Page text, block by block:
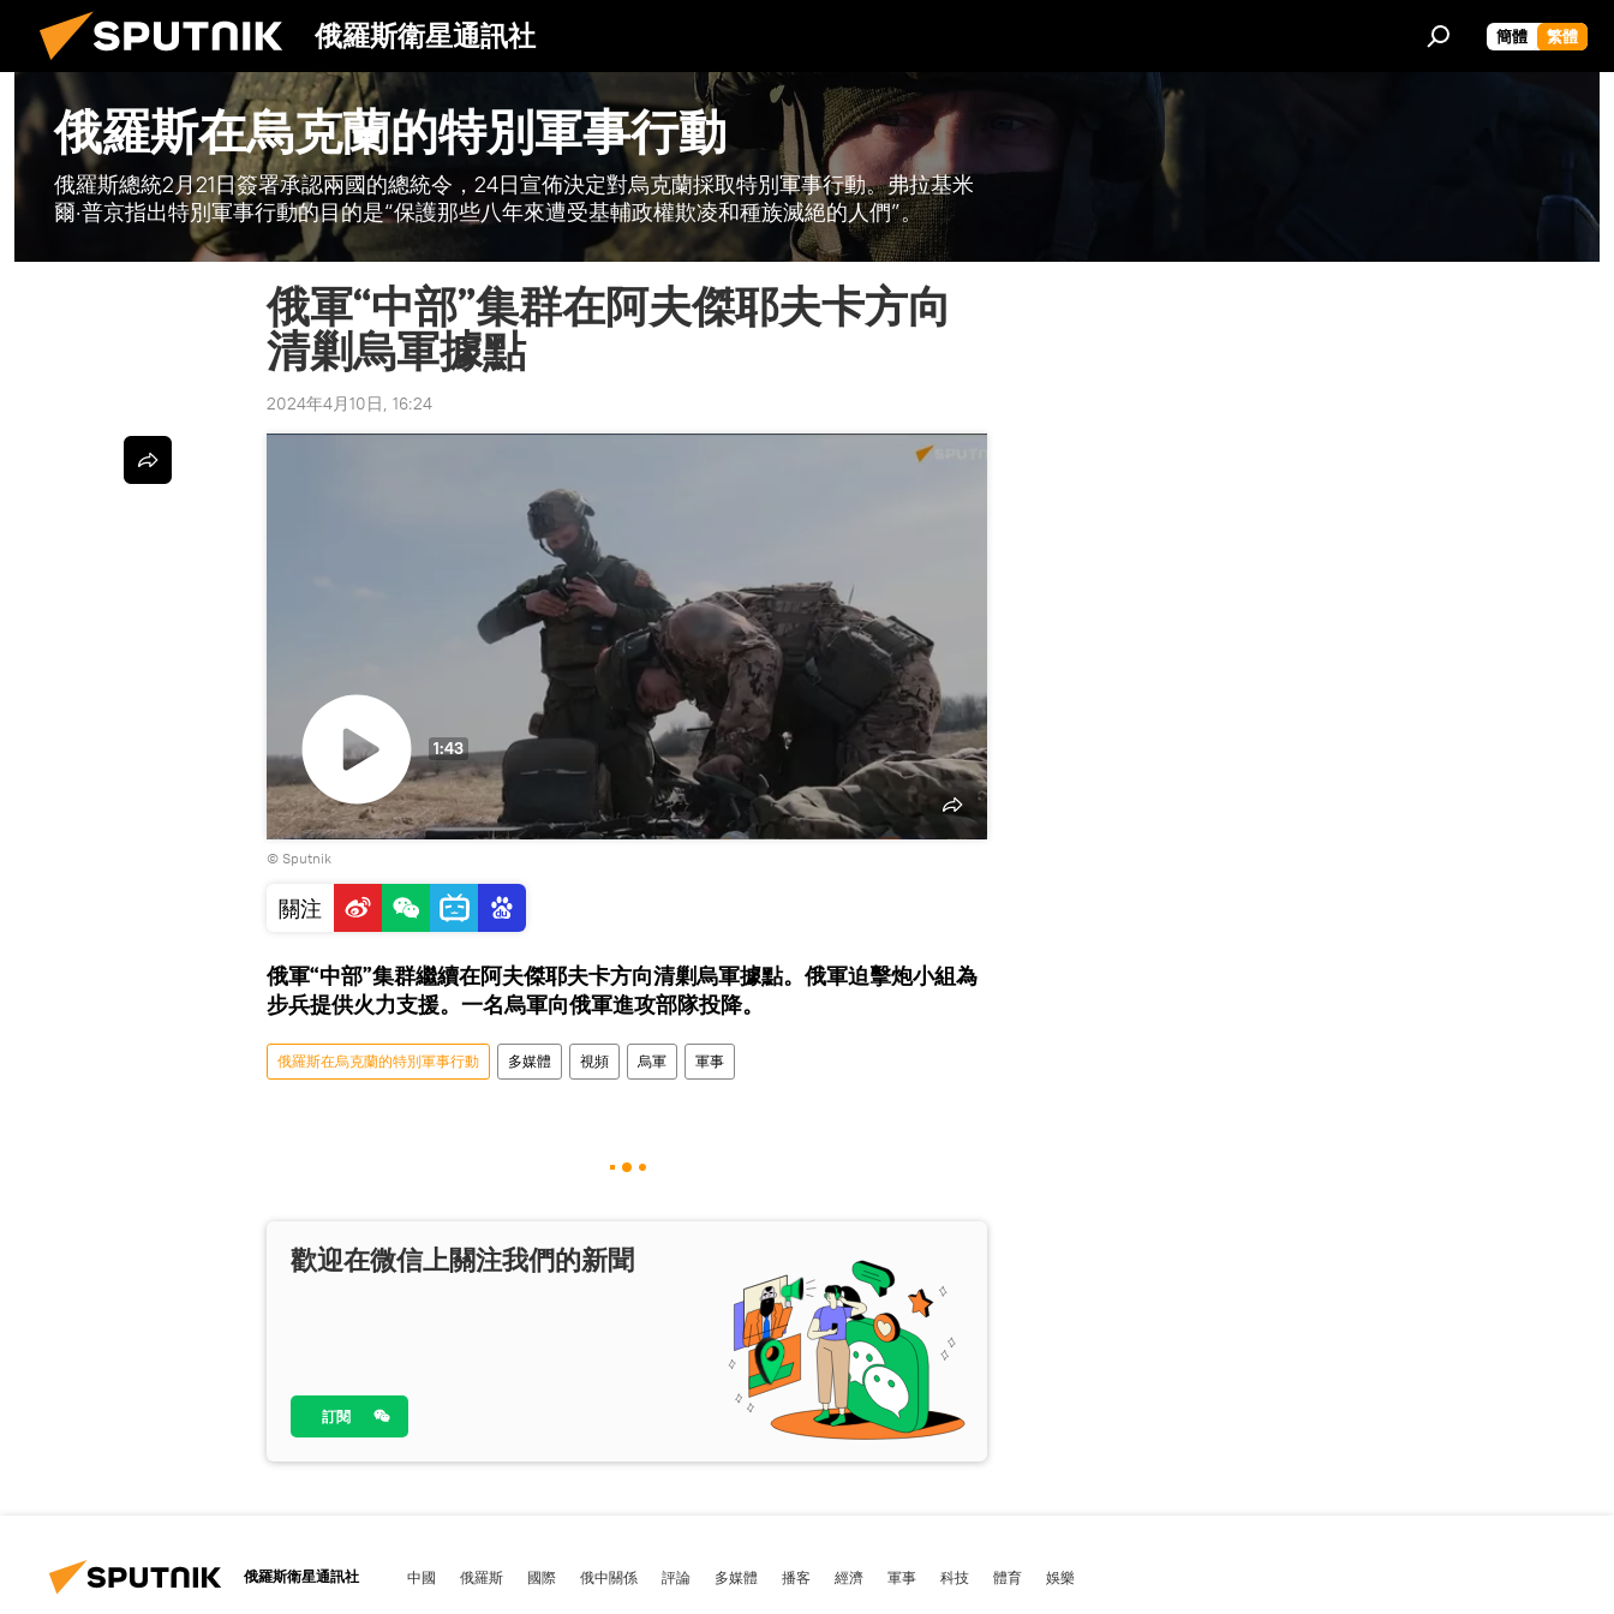
俄羅斯衛星通訊社 簡體 繁體
俄羅斯在烏克蘭的特別軍事行動
俄羅斯總統2月21日簽署承認兩國的總統令，24日宣佈決定對烏克蘭採取特別軍事行動。弗拉基米
爾·普京指出特別軍事行動的目的是“保護那些八年來遭受基輔政權欺凌和種族滅絕的人們”。
俄軍“中部”集群在阿夫傑耶夫卡方向
清剿烏軍據點
2024年4月10日, 16:24
Play
1:43
© Sputnik
關注
俄軍“中部”集群繼續在阿夫傑耶夫卡方向清剿烏軍據點。俄軍迫擊炮小組為
步兵提供火力支援。一名烏軍向俄軍進攻部隊投降。
俄羅斯在烏克蘭的特別軍事行動 多媒體 視頻 烏軍 軍事
歡迎在微信上關注我們的新聞
訂閱
俄羅斯衛星通訊社 中國 俄羅斯 國際 俄中關係 評論 多媒體 播客 經濟 軍事 科技 體育 娛樂